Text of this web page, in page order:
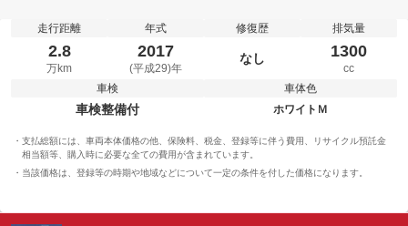
走行距離
2.8
万km
年式
2017
(平成29)年
修復歴
なし
排気量
1300
cc
車検
車検整備付
車体色
ホワイトＭ
支払総額には、車両本体価格の他、保険料、税金、登録等に伴う費用、リサイクル預託金
相当額等、購入時に必要な全ての費用が含まれています。
当該価格は、登録等の時期や地域などについて一定の条件を付した価格になります。